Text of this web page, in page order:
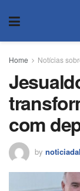
Home Notícias
com
by